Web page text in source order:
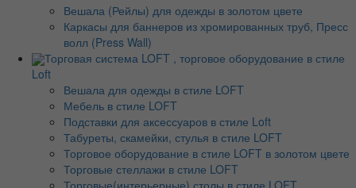
Вешала (Рейлы) для одежды в золотом цвете
Каркасы для баннеров из хромированных труб, Пресс
волл (Press Wall)
Торговая система LOFT , торговое оборудование в стиле
Loft
Вешала для одежды в стиле LOFT
Мебель в стиле LOFT
Подставки для аксессуаров в стиле Loft
Табуреты, скамейки, стулья в стиле LOFT
Торговое оборудование в стиле LOFT в золотом цвете
Торговые стеллажи в стиле LOFT